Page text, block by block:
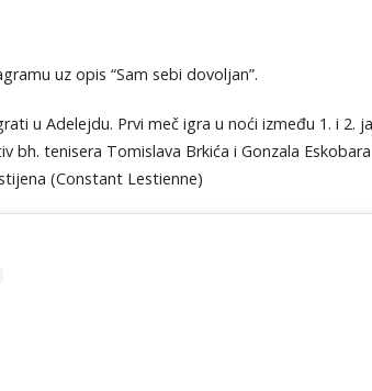
uz opis “Sam sebi dovoljan”.
u Adelejdu. Prvi meč igra u noći između 1. i 2.
bh. tenisera Tomislava Brkića i Gonzala
(Constant Lestienne)